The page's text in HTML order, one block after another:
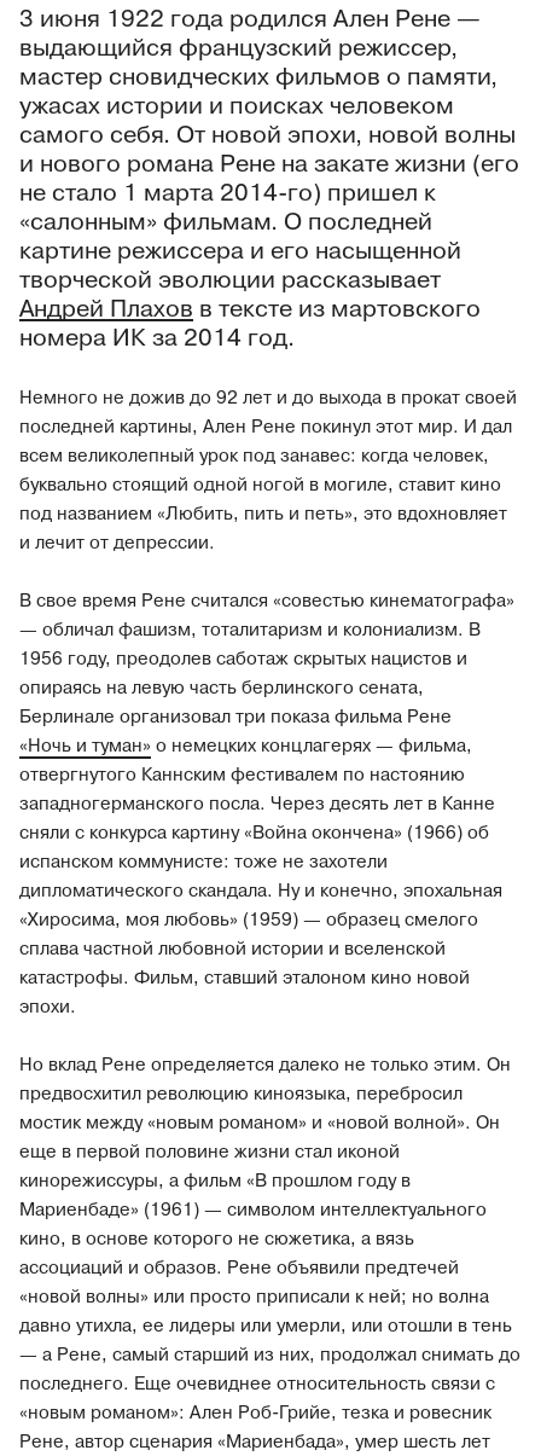
3 июня 1922 года родился Ален Рене —
выдающийся французский режиссер,
мастер сновидческих фильмов о памяти,
ужасах истории и поисках человеком
самого себя. От новой эпохи, новой волны
и нового романа Рене на закате жизни (его
не стало 1 марта 2014-го) пришел к
«салонным» фильмам. О последней
картине режиссера и его насыщенной
творческой эволюции рассказывает
Андрей Плахов в тексте из мартовского
номера ИК за 2014 год.
Немного не дожив до 92 лет и до выхода в прокат своей
последней картины, Ален Рене покинул этот мир. И дал
всем великолепный урок под занавес: когда человек,
буквально стоящий одной ногой в могиле, ставит кино
под названием «Любить, пить и петь», это вдохновляет
и лечит от депрессии.
В свое время Рене считался «совестью кинематографа»
— обличал фашизм, тоталитаризм и колониализм. В
1956 году, преодолев саботаж скрытых нацистов и
опираясь на левую часть берлинского сената,
Берлинале организовал три показа фильма Рене
«Ночь и туман» о немецких концлагерях — фильма,
отвергнутого Каннским фестивалем по настоянию
западногерманского посла. Через десять лет в Канне
сняли с конкурса картину «Война окончена» (1966) об
испанском коммунисте: тоже не захотели
дипломатического скандала. Ну и конечно, эпохальная
«Хиросима, моя любовь» (1959) — образец смелого
сплава частной любовной истории и вселенской
катастрофы. Фильм, ставший эталоном кино новой
эпохи.
Но вклад Рене определяется далеко не только этим. Он
предвосхитил революцию киноязыка, перебросил
мостик между «новым романом» и «новой волной». Он
еще в первой половине жизни стал иконой
кинорежиссуры, а фильм «В прошлом году в
Мариенбаде» (1961) — символом интеллектуального
кино, в основе которого не сюжетика, а вязь
ассоциаций и образов. Рене объявили предтечей
«новой волны» или просто приписали к ней; но волна
давно утихла, ее лидеры или умерли, или отошли в тень
— а Рене, самый старший из них, продолжал снимать до
последнего. Еще очевиднее относительность связи с
«новым романом»: Ален Роб-Грийе, тезка и ровесник
Рене, автор сценария «Мариенбада», умер шесть лет